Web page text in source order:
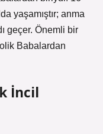
yaşamıştır; anma
geçer. Önemli bir
Babalardan
İncil